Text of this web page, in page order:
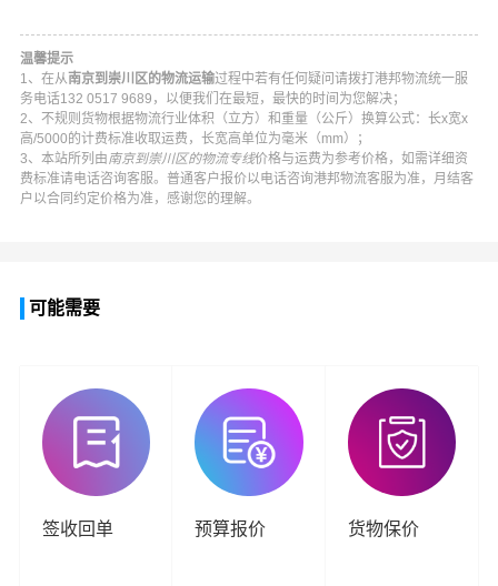
温馨提示
1、在从南京到崇川区的物流运输过程中若有任何疑问请拨打 港邦物流统一服
务电话132 0517 9689 ，以便我们在最短，最快的时间为您解决；
2、不规则货物根据物流行业体积（立方）和重量（公斤）换算公式：长x宽x
高/5000的计费标准收取运费，长宽高单位为毫米（mm）；
3、本站所列由南京到崇川区的物流专线价格与运费为参考价格，如需详细资
费标准请电话咨询客服。普通客户报价以电话咨询港邦物流客服为准，月结客
户以合同约定价格为准，感谢您的理解。
可能需要
签收回单 预算报价 货物保价